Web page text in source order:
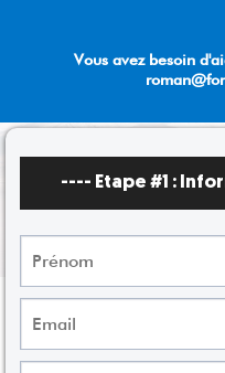
Vous avez besoin
---- Etape #1 :